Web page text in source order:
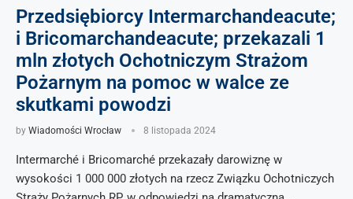
Przedsiębiorcy Intermarchandeacute;
i Bricomarchandeacute; przekazali 1
mln złotych Ochotniczym Strażom
Pożarnym na pomoc w walce ze
skutkami powodzi
by Wiadomości Wrocław 8 listopada 2024
Intermarché i Bricomarché przekazały darowiznę w
wysokości 1 000 000 złotych na rzecz Związku Ochotniczych